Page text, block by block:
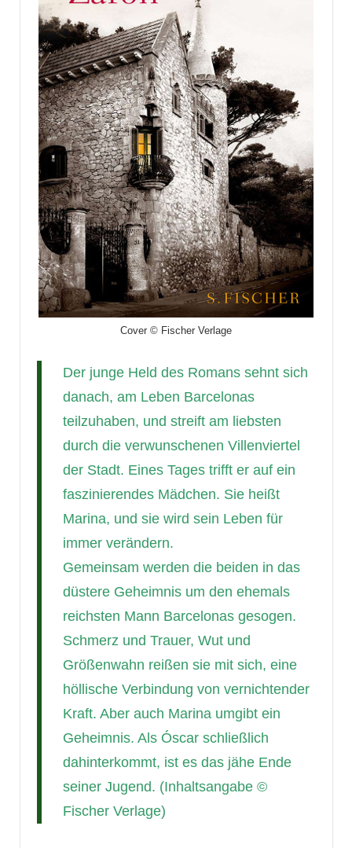
Cover © Fischer Verlage
Der junge Held des Romans sehnt sich
danach, am Leben Barcelonas
teilzuhaben, und streift am liebsten
durch die verwunschenen Villenviertel
der Stadt. Eines Tages trifft er auf ein
faszinierendes Mädchen. Sie heißt
Marina, und sie wird sein Leben für
immer verändern.
Gemeinsam werden die beiden in das
düstere Geheimnis um den ehemals
reichsten Mann Barcelonas gesogen.
Schmerz und Trauer, Wut und
Größenwahn reißen sie mit sich, eine
höllische Verbindung von vernichtender
Kraft. Aber auch Marina umgibt ein
Geheimnis. Als Óscar schließlich
dahinterkommt, ist es das jähe Ende
seiner Jugend. (Inhaltsangabe ©
Fischer Verlage)